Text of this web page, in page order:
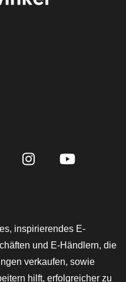
inspirierendes E-
und E-Händlern, die
verkaufen, sowie
hilft, erfolgreicher zu